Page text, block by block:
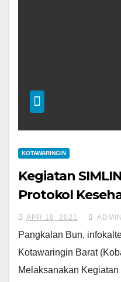
KOTAWARINGIN
Kegiatan
Protokol
APR 18, 2021 ADMIN
Pangkalan Bun,
Kotawaringin Barat
Melaksanakan